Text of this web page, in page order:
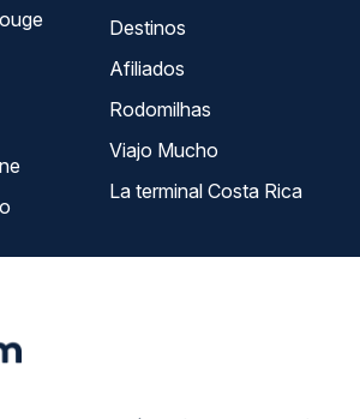
Destinos
Afiliados
Rodomilhas
Viajo Mucho
La terminal Costa Rica